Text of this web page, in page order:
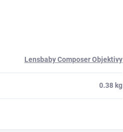
Lensbaby Composer Objektivy
0.38 kg